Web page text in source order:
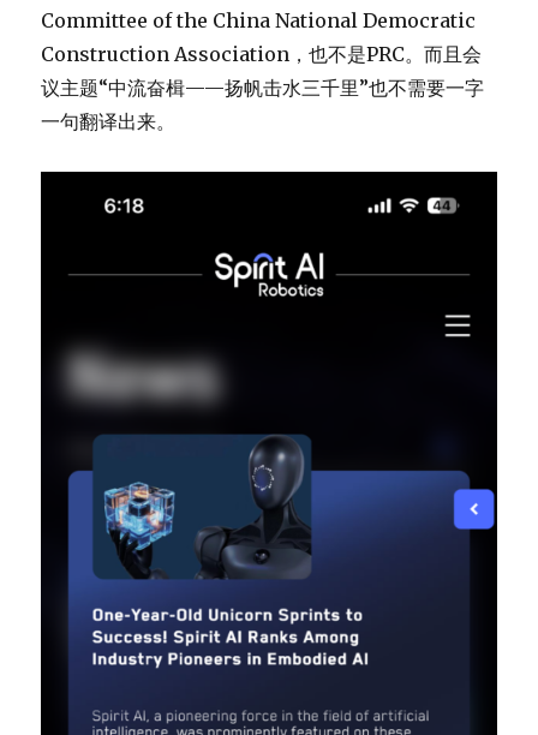
Committee of the China National Democratic
Construction Association，也不是PRC。而且会
议主题“中流奋楫——扬帆击水三千里”也不需要一字
一句翻译出来。